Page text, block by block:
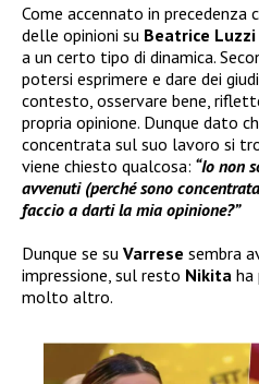
Come accennato in precedenza
delle opinioni su Beatrice Luzzi
a un certo tipo di dinamica.
potersi esprimere e dare dei
contesto, osservare bene,
propria opinione. Dunque dato
concentrata sul suo lavoro si
viene chiesto qualcosa: “Io non
avvenuti (perché sono
faccio a darti la mia opinione?”
Dunque se su Varrese sembra
impressione, sul resto Nikita ha
molto altro.